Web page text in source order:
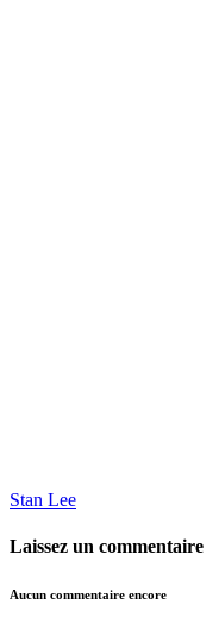
Stan Lee
Laissez un commentaire
Aucun commentaire encore